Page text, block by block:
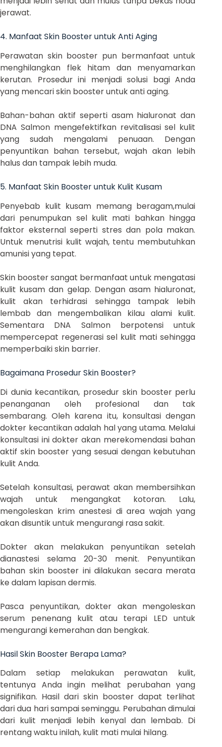
jerawat.
4. Manfaat Skin Booster untuk Anti Aging
Perawatan skin booster pun bermanfaat untuk
menghilangkan flek hitam dan menyamarkan
kerutan. Prosedur ini menjadi solusi bagi Anda
yang mencari skin booster untuk anti aging.
Bahan-bahan aktif seperti asam hialuronat dan
DNA Salmon mengefektifkan revitalisasi sel kulit
yang sudah mengalami penuaan. Dengan
penyuntikan bahan tersebut, wajah akan lebih
halus dan tampak lebih muda.
5. Manfaat Skin Booster untuk Kulit Kusam
Penyebab kulit kusam memang beragam,mulai
dari penumpukan sel kulit mati bahkan hingga
faktor eksternal seperti stres dan pola makan.
Untuk menutrisi kulit wajah, tentu membutuhkan
amunisi yang tepat.
Skin booster sangat bermanfaat untuk mengatasi
kulit kusam dan gelap. Dengan asam hialuronat,
kulit akan terhidrasi sehingga tampak lebih
lembab dan mengembalikan kilau alami kulit.
Sementara DNA Salmon berpotensi untuk
mempercepat regenerasi sel kulit mati sehingga
memperbaiki skin barrier.
Bagaimana Prosedur Skin Booster?
Di dunia kecantikan, prosedur skin booster perlu
penanganan oleh profesional dan tak
sembarang. Oleh karena itu, konsultasi dengan
dokter kecantikan adalah hal yang utama. Melalui
konsultasi ini dokter akan merekomendasi bahan
aktif skin booster yang sesuai dengan kebutuhan
kulit Anda.
Setelah konsultasi, perawat akan membersihkan
wajah untuk mengangkat kotoran. Lalu,
mengoleskan krim anestesi di area wajah yang
akan disuntik untuk mengurangi rasa sakit.
Dokter akan melakukan penyuntikan setelah
dianastesi selama 20-30 menit. Penyuntikan
bahan skin booster ini dilakukan secara merata
ke dalam lapisan dermis.
Pasca penyuntikan, dokter akan mengoleskan
serum penenang kulit atau terapi LED untuk
mengurangi kemerahan dan bengkak.
Hasil Skin Booster Berapa Lama?
Dalam setiap melakukan perawatan kulit,
tentunya Anda ingin melihat perubahan yang
signifikan. Hasil dari skin booster dapat terlihat
dari dua hari sampai seminggu. Perubahan dimulai
dari kulit menjadi lebih kenyal dan lembab. Di
rentang waktu inilah, kulit mati mulai hilang.